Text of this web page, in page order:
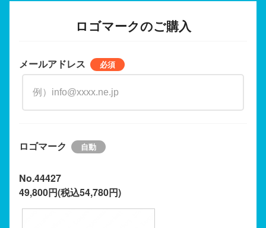
ロゴマークのご購入
メールアドレス
ロゴマーク
No.44427
49,800円(税込54,780円)